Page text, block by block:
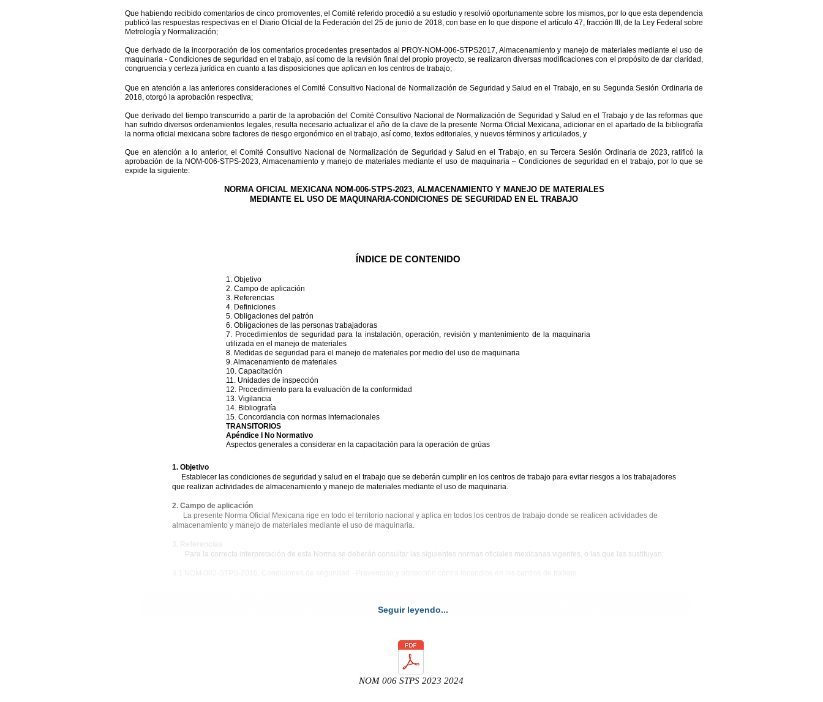
Que habiendo recibido comentarios de cinco promoventes, el Comité referido procedió a su estudio y resolvió oportunamente sobre los mismos, por lo que esta dependencia
publicó las respuestas respectivas en el Diario Oficial de la Federación del 25 de junio de 2018, con base en lo que dispone el artículo 47, fracción III, de la Ley Federal sobre
Metrología y Normalización;
Que derivado de la incorporación de los comentarios procedentes presentados al PROY-NOM-006-STPS2017, Almacenamiento y manejo de materiales mediante el uso de
maquinaria - Condiciones de seguridad en el trabajo, así como de la revisión final del propio proyecto, se realizaron diversas modificaciones con el propósito de dar claridad,
congruencia y certeza jurídica en cuanto a las disposiciones que aplican en los centros de trabajo;
Que en atención a las anteriores consideraciones el Comité Consultivo Nacional de Normalización de Seguridad y Salud en el Trabajo, en su Segunda Sesión Ordinaria de
2018, otorgó la aprobación respectiva;
Que derivado del tiempo transcurrido a partir de la aprobación del Comité Consultivo Nacional de Normalización de Seguridad y Salud en el Trabajo y de las reformas que
han sufrido diversos ordenamientos legales, resulta necesario actualizar el año de la clave de la presente Norma Oficial Mexicana, adicionar en el apartado de la bibliografía
la norma oficial mexicana sobre factores de riesgo ergonómico en el trabajo, así como, textos editoriales, y nuevos términos y articulados, y
Que en atención a lo anterior, el Comité Consultivo Nacional de Normalización de Seguridad y Salud en el Trabajo, en su Tercera Sesión Ordinaria de 2023, ratificó la
aprobación de la NOM-006-STPS-2023, Almacenamiento y manejo de materiales mediante el uso de maquinaria – Condiciones de seguridad en el trabajo, por lo que se
expide la siguiente:
NORMA OFICIAL MEXICANA NOM-006-STPS-2023, ALMACENAMIENTO Y MANEJO DE MATERIALES
MEDIANTE EL USO DE MAQUINARIA-CONDICIONES DE SEGURIDAD EN EL TRABAJO
ÍNDICE DE CONTENIDO
1. Objetivo
2. Campo de aplicación
3. Referencias
4. Definiciones
5. Obligaciones del patrón
6. Obligaciones de las personas trabajadoras
7. Procedimientos de seguridad para la instalación, operación, revisión y mantenimiento de la maquinaria
utilizada en el manejo de materiales
8. Medidas de seguridad para el manejo de materiales por medio del uso de maquinaria
9. Almacenamiento de materiales
10. Capacitación
11. Unidades de inspección
12. Procedimiento para la evaluación de la conformidad
13. Vigilancia
14. Bibliografía
15. Concordancia con normas internacionales
TRANSITORIOS
Apéndice I No Normativo
Aspectos generales a considerar en la capacitación para la operación de grúas
1. Objetivo
Establecer las condiciones de seguridad y salud en el trabajo que se deberán cumplir en los centros de trabajo para evitar riesgos a los trabajadores
que realizan actividades de almacenamiento y manejo de materiales mediante el uso de maquinaria.
2. Campo de aplicación
La presente Norma Oficial Mexicana rige en todo el territorio nacional y aplica en todos los centros de trabajo donde se realicen actividades de
almacenamiento y manejo de materiales mediante el uso de maquinaria.
Para la correcta interpretación de esta Norma se deberán consultar las siguientes normas oficiales mexicanas vigentes, o las que las sustituyan:
Seguir leyendo...
NOM 006 STPS 2023 2024